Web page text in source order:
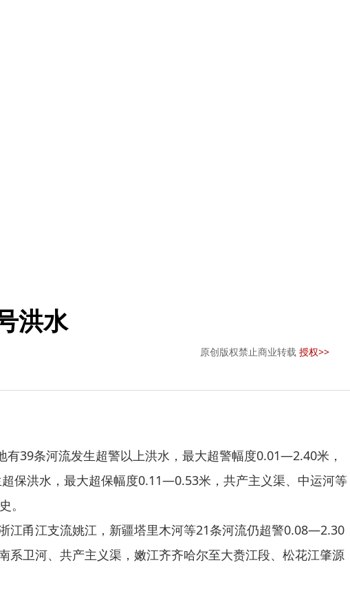
洪水
原创版权禁止商业转载 授权>>
39条河流发生超警以上洪水，最大超警幅度0.01—2.40米，
保洪水，最大超保幅度0.11—0.53米，共产主义渠、中运河等
。
甬江支流姚江，新疆塔里木河等21条河流仍超警0.08—2.30
卫河、共产主义渠，嫩江齐齐哈尔至大赉江段、松花江肇源